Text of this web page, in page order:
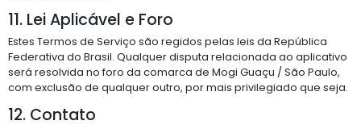
11. Lei Aplicável e Foro
Estes Termos de Serviço são regidos pelas leis da República
Federativa do Brasil. Qualquer disputa relacionada ao aplicativo
será resolvida no foro da comarca de Mogi Guaçu / São Paulo,
com exclusão de qualquer outro, por mais privilegiado que seja.
12. Contato